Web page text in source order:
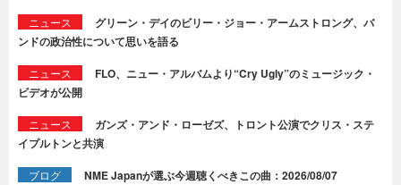
ニュース
グリーン・デイのビリー・ジョー・アームストロング、バ
ンドの政治性について思いを語る
ニュース
FLO、ニュー・アルバムより“Cry Ugly”のミュージック・
ビデオが公開
ニュース
ガンズ・アンド・ローゼズ、トロント公演でクリス・ステ
イプルトンと共演
ブログ NME Japanが選ぶ今週聴くべきこの曲：2026/08/07